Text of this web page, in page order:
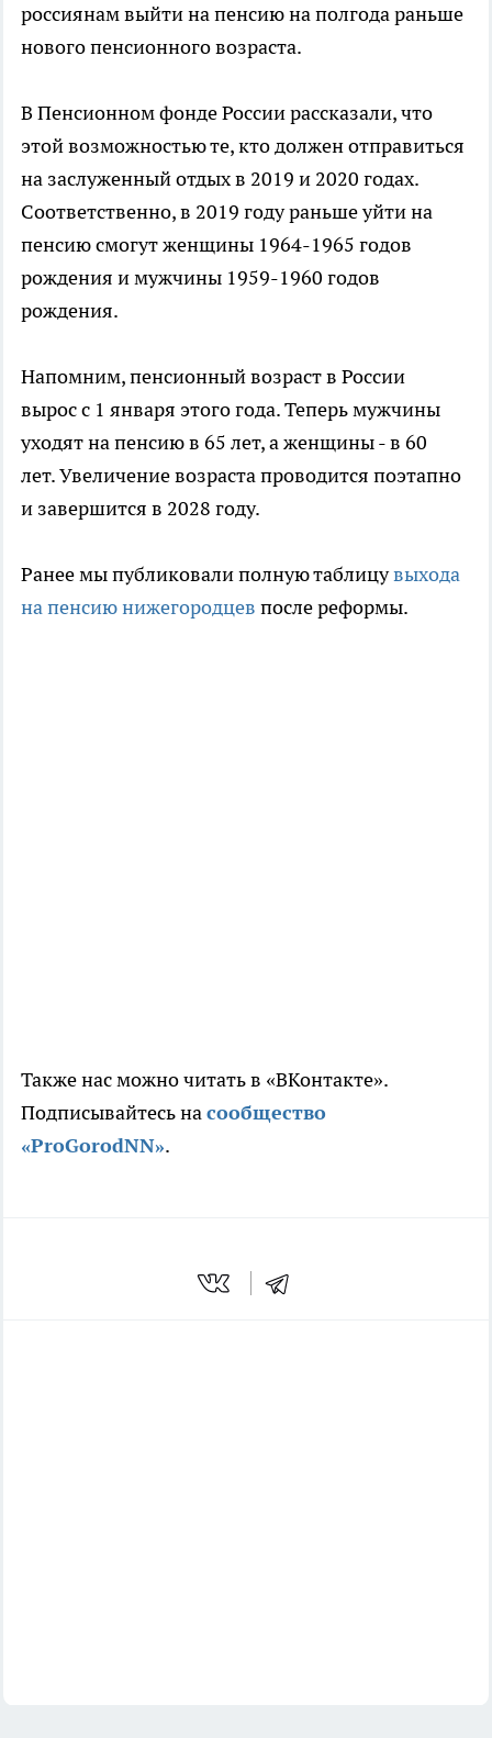
россиянам выйти на пенсию на полгода раньше
нового пенсионного возраста.
В Пенсионном фонде России рассказали, что
этой возможностью те, кто должен отправиться
на заслуженный отдых в 2019 и 2020 годах.
Соответственно, в 2019 году раньше уйти на
пенсию смогут женщины 1964-1965 годов
рождения и мужчины 1959-1960 годов
рождения.
Напомним, пенсионный возраст в России
вырос с 1 января этого года. Теперь мужчины
уходят на пенсию в 65 лет, а женщины - в 60
лет. Увеличение возраста проводится поэтапно
и завершится в 2028 году.
Ранее мы публиковали полную таблицувыхода
на пенсию нижегородцев после реформы.
Также нас можно читать в «ВКонтакте».
Подписывайтесь насообщество
«ProGorodNN».